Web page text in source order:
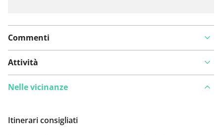
Commenti
Attività
Nelle vicinanze
Itinerari consigliati